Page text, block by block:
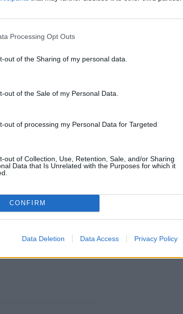
Processing Opt Outs
out of the Sharing of my personal data.
out of the Sale of my Personal Data.
out of processing my Personal Data for Targeted
out of Collection, Use, Retention, Sale, and/or Sharing
Data that Is Unrelated with the Purposes for which it
CONFIRM
Data Deletion Data Access Privacy Policy
τη γέννηση
γύρω από τα